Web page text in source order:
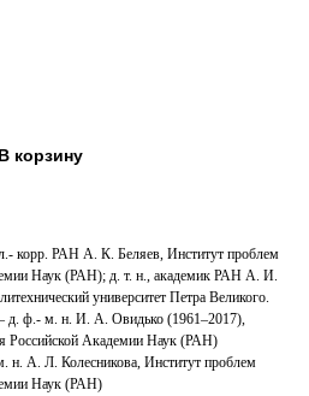
В корзину
корр. РАН А. К. Беляев, Институт проблем
Наук (РАН); д. т. н., академик РАН А. И.
университет Петра Великого.
д. ф.‑ м. н. И. А. Овидько (1961–2017),
Российской Академии Наук (РАН)
н. А. Л. Колесникова, Институт проблем
Наук (РАН)